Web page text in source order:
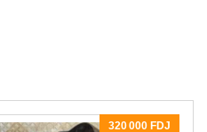
320 000 FDJ